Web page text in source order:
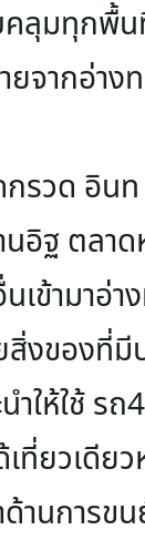
ลุมทุกพื้น
จากอ่าง
กรวด อินท
อิฐ ตลา
ข้ามาอ่า
สิ่งของที่
ำให้ใช้ ร
ที่ยวเดีย
านการข